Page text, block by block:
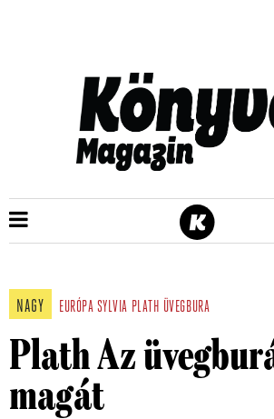
NAGY EURÓPA SYLVIA PLATH ÜVEGBURA
Plath Az
magát